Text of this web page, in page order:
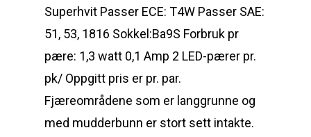
Superhvit Passer ECE: T4W Passer SAE:
51, 53, 1816 Sokkel:Ba9S Forbruk pr
pære: 1,3 watt 0,1 Amp 2 LED-pærer pr.
pk/ Oppgitt pris er pr. par.
Fjæreområdene som er langgrunne og
med mudderbunn er stort sett intakte.